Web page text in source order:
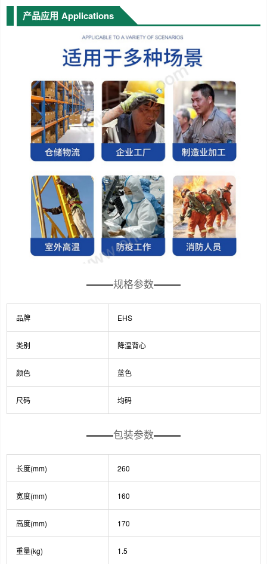
产品应用 Applications
规格参数
品牌 EHS
类别 降温背心
颜色 蓝色
尺码 均码
包装参数
长度(mm) 260
宽度(mm) 160
高度(mm) 170
重量(kg) 1.5